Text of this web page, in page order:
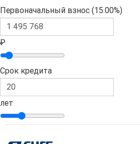
Первоначальный взнос (15.00%)
₽
Срок кредита
лет